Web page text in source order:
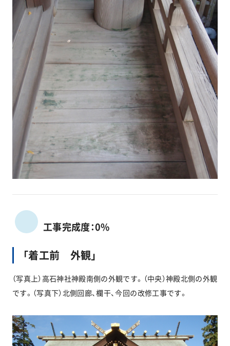
工事完成度：0%
「着工前 外観」
（写真上）高石神社神殿南側の外観です。（中央）神殿北側の外観
です。（写真下）北側回廊、欄干、今回の改修工事です。